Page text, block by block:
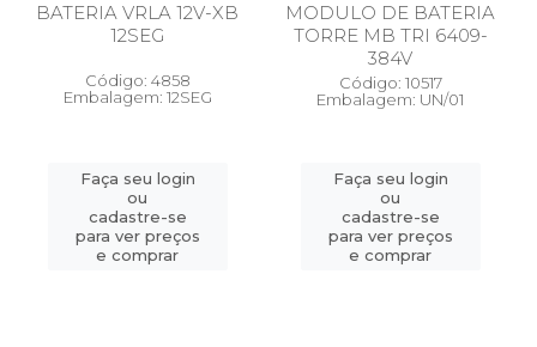
BATERIA VRLA 12V-XB
12SEG
Código: 4858
Embalagem: 12SEG
Faça seu login
ou
cadastre-se
para ver preços
e comprar
MODULO DE BATERIA
TORRE MB TRI 6409-
384V
Código: 10517
Embalagem: UN/01
Faça seu login
ou
cadastre-se
para ver preços
e comprar